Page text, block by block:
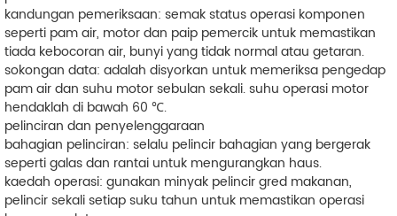
kandungan pemeriksaan: semak status operasi komponen
seperti pam air, motor dan paip pemercik untuk memastikan
tiada kebocoran air, bunyi yang tidak normal atau getaran.
sokongan data: adalah disyorkan untuk memeriksa pengedap
pam air dan suhu motor sebulan sekali. suhu operasi motor
hendaklah di bawah 60 ℃.
pelinciran dan penyelenggaraan
bahagian pelinciran: selalu pelincir bahagian yang bergerak
seperti galas dan rantai untuk mengurangkan haus.
kaedah operasi: gunakan minyak pelincir gred makanan,
pelincir sekali setiap suku tahun untuk memastikan operasi